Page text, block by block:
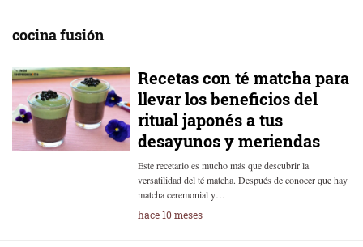
cocina fusión
Recetas con té matcha para
llevar los beneficios del
ritual japonés a tus
desayunos y meriendas
Este recetario es mucho más que descubrir la
versatilidad del té matcha. Después de conocer que hay
matcha ceremonial y…
hace 10 meses